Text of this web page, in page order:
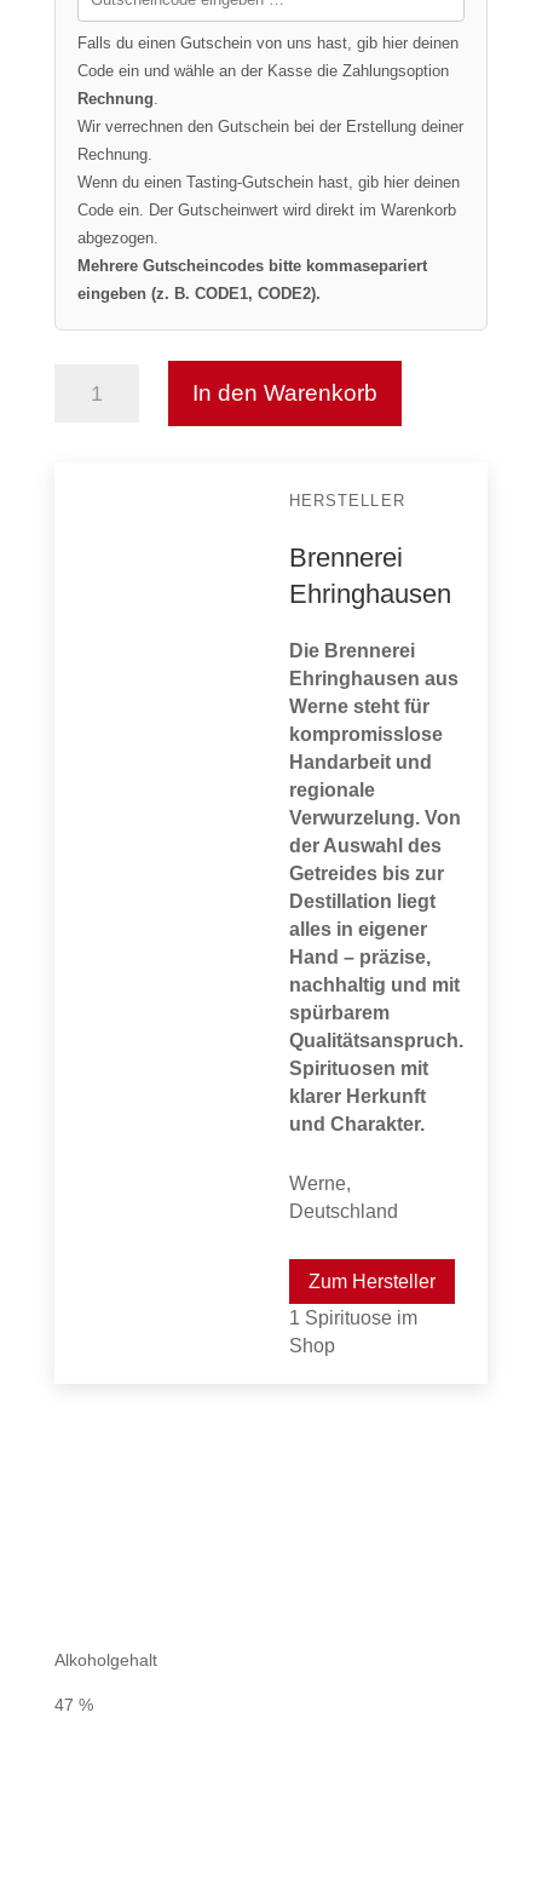
Falls du einen Gutschein von uns hast, gib hier deinen
Code ein und wähle an der Kasse die Zahlungsoption
Rechnung.
Wir verrechnen den Gutschein bei der Erstellung deiner
Rechnung.
Wenn du einen Tasting-Gutschein hast, gib hier deinen
Code ein. Der Gutscheinwert wird direkt im Warenkorb
abgezogen.
Mehrere Gutscheincodes bitte kommasepariert
eingeben (z. B. CODE1, CODE2).
In den Warenkorb
HERSTELLER
Brennerei
Ehringhausen
Die Brennerei
Ehringhausen aus
Werne steht für
kompromisslose
Handarbeit und
regionale
Verwurzelung. Von
der Auswahl des
Getreides bis zur
Destillation liegt
alles in eigener
Hand – präzise,
nachhaltig und mit
spürbarem
Qualitätsanspruch.
Spirituosen mit
klarer Herkunft
und Charakter.
Werne,
Deutschland
Zum Hersteller
1 Spirituose im
Shop
Alkoholgehalt
47 %